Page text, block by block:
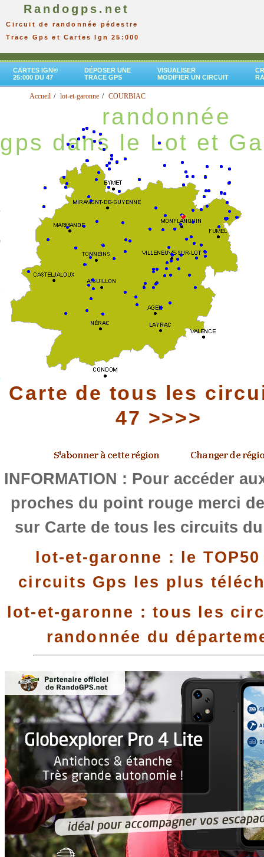
Randogps.net
Circuit de randonnée pédestre
Trace Gps et Cartes Ign 25:000
CARTES IGN®
25:000 DU 47
DÉPOSER UNE
TRACE GPS
VISUALISER
MODIFIER UN CIRCUIT
Accueil lot-et-garonne COURBIAC
randonnée
gps dans le Lot et
Carte de tous les
47 >>>>
INFORMATION : Pour accéder
proches du point rouge merci
sur Carte de tous les circuits du
lot-et-garonne : le
circuits Gps les plus
lot-et-garonne : tous les
randonnée du